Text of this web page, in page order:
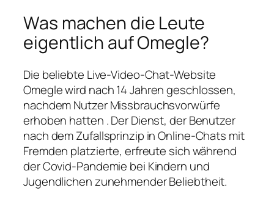
Was machen die Leute
eigentlich auf Omegle?
Die beliebte Live-Video-Chat-Website
Omegle wird nach 14 Jahren geschlossen,
nachdem Nutzer Missbrauchsvorwürfe
erhoben hatten . Der Dienst, der Benutzer
nach dem Zufallsprinzip in Online-Chats mit
Fremden platzierte, erfreute sich während
der Covid-Pandemie bei Kindern und
Jugendlichen zunehmender Beliebtheit.